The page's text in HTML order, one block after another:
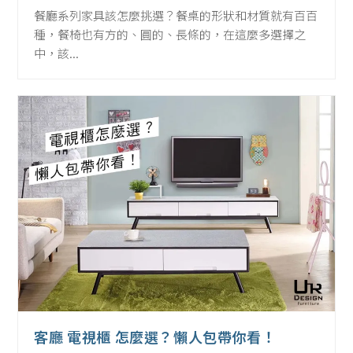
餐廳系列家具該怎麼挑選？餐桌的形狀和材質就有百百
種，餐椅也有方的、圓的、長條的，在這麼多選擇之
中，該...
客廳 電視櫃 怎麼選？懶人包帶你看！